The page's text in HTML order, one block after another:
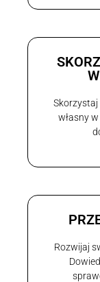
Skorzystaj
własny
Rozwijaj